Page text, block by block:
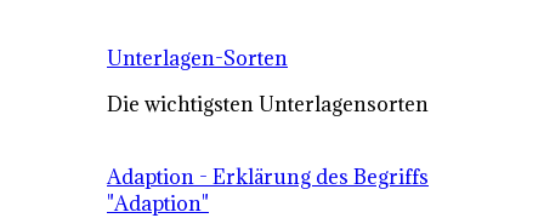
Unterlagen-Sorten
Die wichtigsten Unterlagensorten
Adaption - Erklärung des Begriffs
"Adaption"